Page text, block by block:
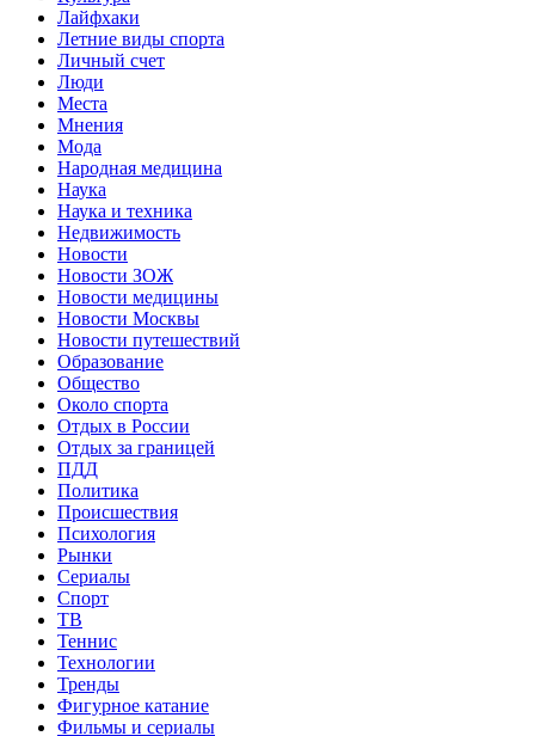
Лайфхаки
Летние виды спорта
Личный счет
Люди
Места
Мнения
Мода
Народная медицина
Наука
Наука и техника
Недвижимость
Новости
Новости ЗОЖ
Новости медицины
Новости Москвы
Новости путешествий
Образование
Общество
Около спорта
Отдых в России
Отдых за границей
ПДД
Политика
Происшествия
Психология
Рынки
Сериалы
Спорт
ТВ
Теннис
Технологии
Тренды
Фигурное катание
Фильмы и сериалы